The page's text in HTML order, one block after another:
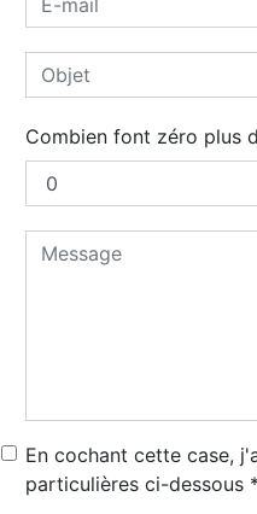
Combien font zéro plus
En cochant cette case,
particulières ci-dessous